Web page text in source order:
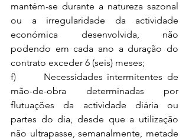
mantém-se durante a natureza sazonal
ou a irregularidade da actividade
económica desenvolvida, não
podendo em cada ano a duração do
contrato exceder 6 (seis) meses;
f) Necessidades intermitentes de
mão-de-obra determinadas por
flutuações da actividade diária ou
partes do dia, desde que a utilização
não ultrapasse, semanalmente, metade